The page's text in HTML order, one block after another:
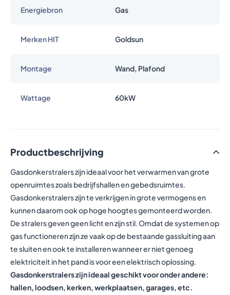
Energiebron Gas
Merken HIT Goldsun
Montage Wand, Plafond
Wattage 60kW
Productbeschrijving
Gasdonkerstralers zijn ideaal voor het verwarmen van grote
openruimtes zoals bedrijfshallen en gebedsruimtes.
Gasdonkerstralers zijn te verkrijgen in grote vermogens en
kunnen daarom ook op hoge hoogtes gemonteerd worden.
De stralers geven geen licht en zijn stil. Omdat de systemen op
gas functioneren zijn ze vaak op de bestaande gassluiting aan
te sluiten en ook te installeren wanneer er niet genoeg
elektriciteit in het pand is voor een elektrisch oplossing.
Gasdonkerstralers zijn ideaal geschikt voor onder andere:
hallen, loodsen, kerken, werkplaatsen, garages, etc.